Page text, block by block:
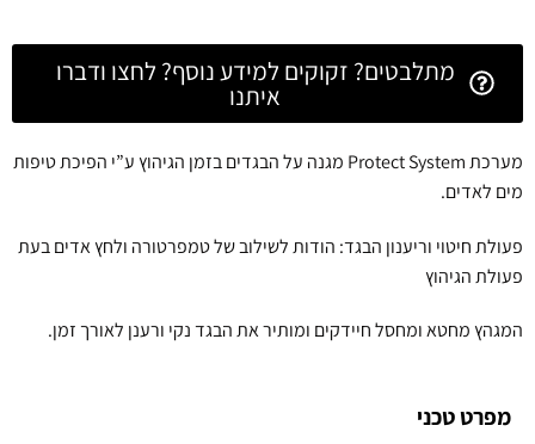
מתלבטים? זקוקים למידע נוסף? לחצו ודברו
איתנו
מערכת Protect System מגנה על הבגדים בזמן הגיהוץ ע”י הפיכת טיפות
מים לאדים.
פעולת חיטוי וריענון הבגד: הודות לשילוב של טמפרטורה ולחץ אדים בעת
פעולת הגיהוץ
המגהץ מחטא ומחסל חיידקים ומותיר את הבגד נקי ורענן לאורך זמן.
מפרט טכני